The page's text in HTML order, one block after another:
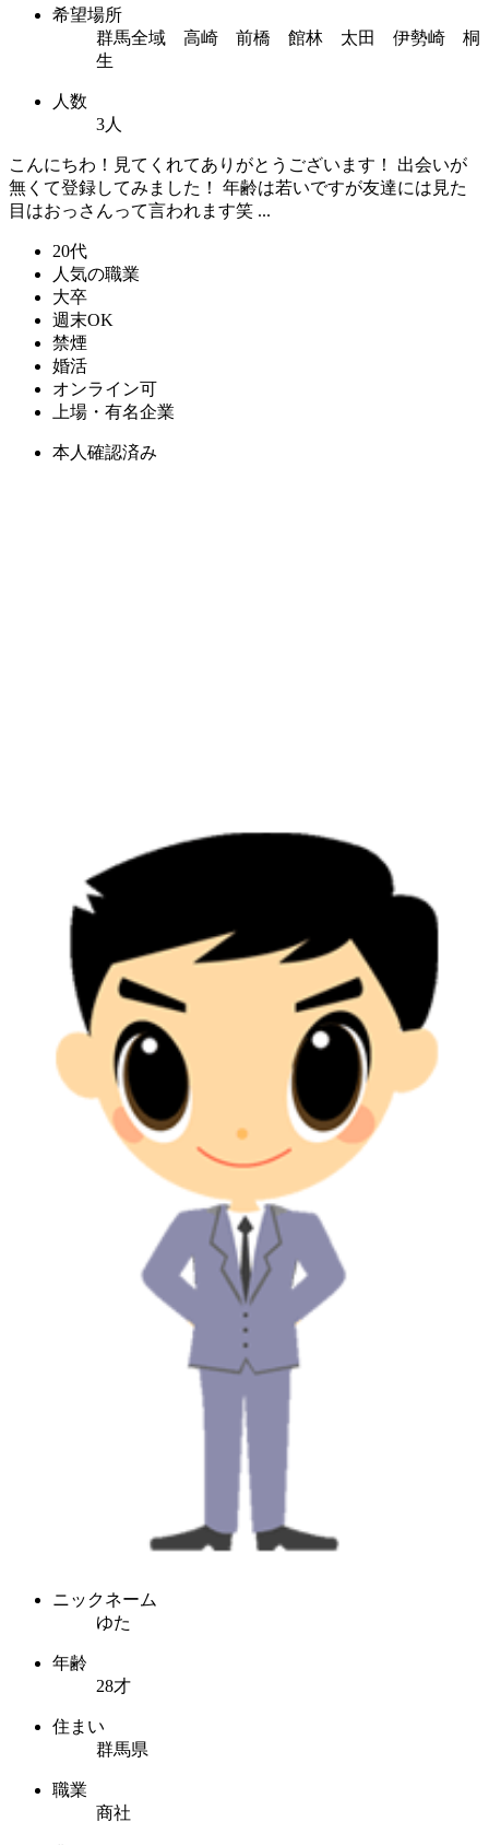
希望場所
群馬全域 高崎 前橋 館林 太田 伊勢崎 桐
生
人数
3人
こんにちわ！見てくれてありがとうございます！ 出会いが
無くて登録してみました！ 年齢は若いですが友達には見た
目はおっさんって言われます笑 ...
20代
人気の職業
大卒
週末OK
禁煙
婚活
オンライン可
上場・有名企業
本人確認済み
ニックネーム
ゆた
年齢
28才
住まい
群馬県
職業
商社